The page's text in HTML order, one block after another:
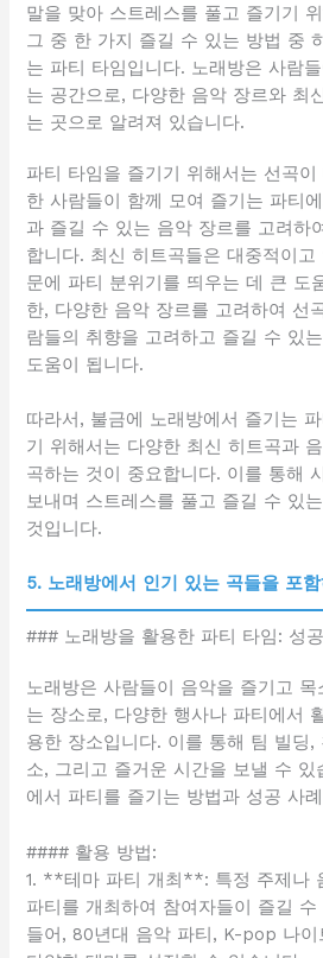
말을 맞아 스트레스를 풀고 즐기기
그 중 한 가지 즐길 수 있는 방법 중
는 파티 타임입니다. 노래방은 사람
는 공간으로, 다양한 음악 장르와 최
는 곳으로 알려져 있습니다.
파티 타임을 즐기기 위해서는 선곡
한 사람들이 함께 모여 즐기는 파티
과 즐길 수 있는 음악 장르를 고려하
합니다. 최신 히트곡들은 대중적이
문에 파티 분위기를 띄우는 데 큰 도
한, 다양한 음악 장르를 고려하여 선
람들의 취향을 고려하고 즐길 수 있
도움이 됩니다.
따라서, 불금에 노래방에서 즐기는
기 위해서는 다양한 최신 히트곡과
곡하는 것이 중요합니다. 이를 통해
보내며 스트레스를 풀고 즐길 수 있
것입니다.
5. 노래방에서 인기 있는 곡들을 포
### 노래방을 활용한 파티 타임: 성
노래방은 사람들이 음악을 즐기고
는 장소로, 다양한 행사나 파티에서
용한 장소입니다. 이를 통해 팀 빌딩,
소, 그리고 즐거운 시간을 보낼 수 있
에서 파티를 즐기는 방법과 성공 사
#### 활용 방법:
1. **테마 파티 개최**: 특정 주제나
파티를 개최하여 참여자들이 즐길
들어, 80년대 음악 파티, K-pop 나